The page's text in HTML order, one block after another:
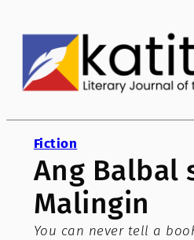
content
Fiction
Ang Balbal
Malingin
You can never tell a